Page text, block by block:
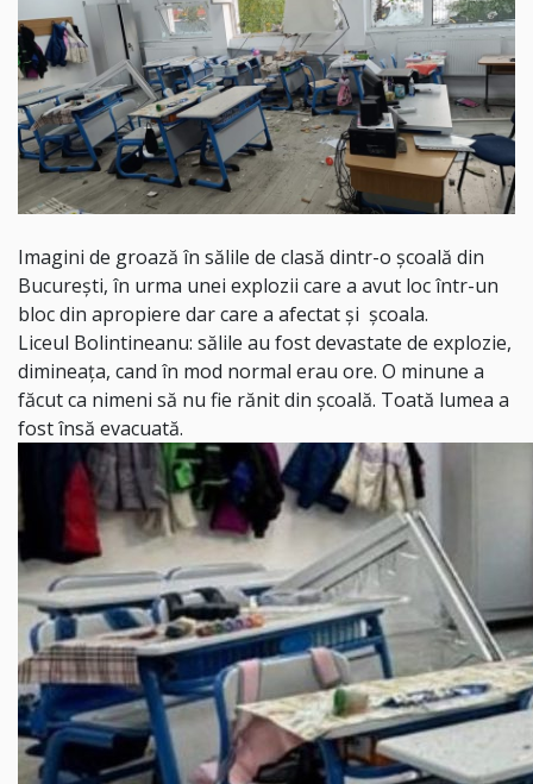
Imagini de groază în sălile de clasă dintr-o școală din
București, în urma unei explozii care a avut loc într-un
bloc din apropiere dar care a afectat și școala.
Liceul Bolintineanu: sălile au fost devastate de explozie,
dimineața, cand în mod normal erau ore. O minune a
făcut ca nimeni să nu fie rănit din școală. Toată lumea a
fost însă evacuată.